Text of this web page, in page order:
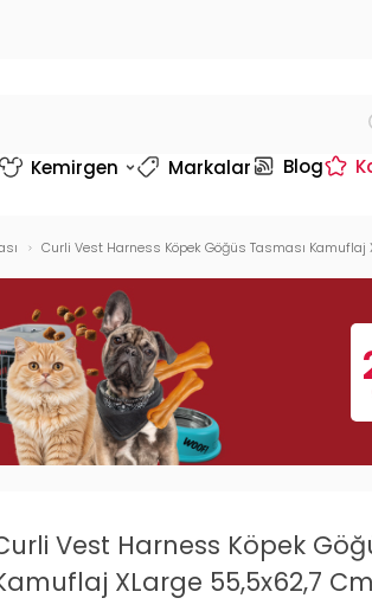
Kemirgen Markalar Blog
Curli Vest Harness Köpek Göğüs Tasması Kamuflaj
Vest Harness Köpek
XLarge 55,5x62,7 Cm